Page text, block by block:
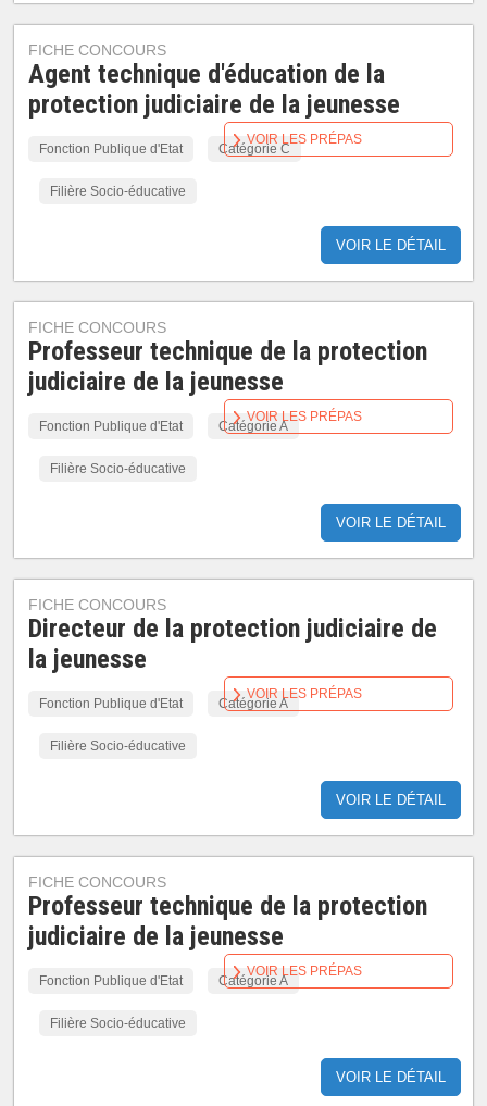
FICHE CONCOURS
Agent technique d'éducation de la
protection judiciaire de la jeunesse
Fonction Publique d'Etat Catégorie C
Filière Socio-éducative
VOIR LE DÉTAIL
VOIR LES PRÉPAS
FICHE CONCOURS
Professeur technique de la protection
judiciaire de la jeunesse
Fonction Publique d'Etat Catégorie A
Filière Socio-éducative
VOIR LE DÉTAIL
VOIR LES PRÉPAS
FICHE CONCOURS
Directeur de la protection judiciaire de
la jeunesse
Fonction Publique d'Etat Catégorie A
Filière Socio-éducative
VOIR LE DÉTAIL
VOIR LES PRÉPAS
FICHE CONCOURS
Professeur technique de la protection
judiciaire de la jeunesse
Fonction Publique d'Etat Catégorie A
Filière Socio-éducative
VOIR LE DÉTAIL
VOIR LES PRÉPAS